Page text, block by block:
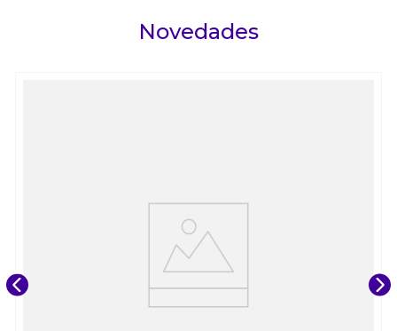
Novedades